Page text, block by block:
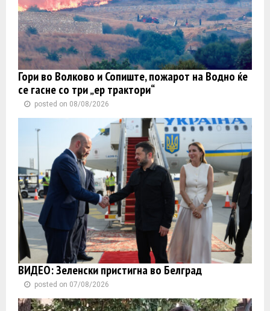
Гори во Волково и Сопиште, пожарот на Водно ќе
се гасне со три „ер трактори“
posted on 08/08/2026
ВИДЕО: Зеленски пристигна во Белград
posted on 07/08/2026